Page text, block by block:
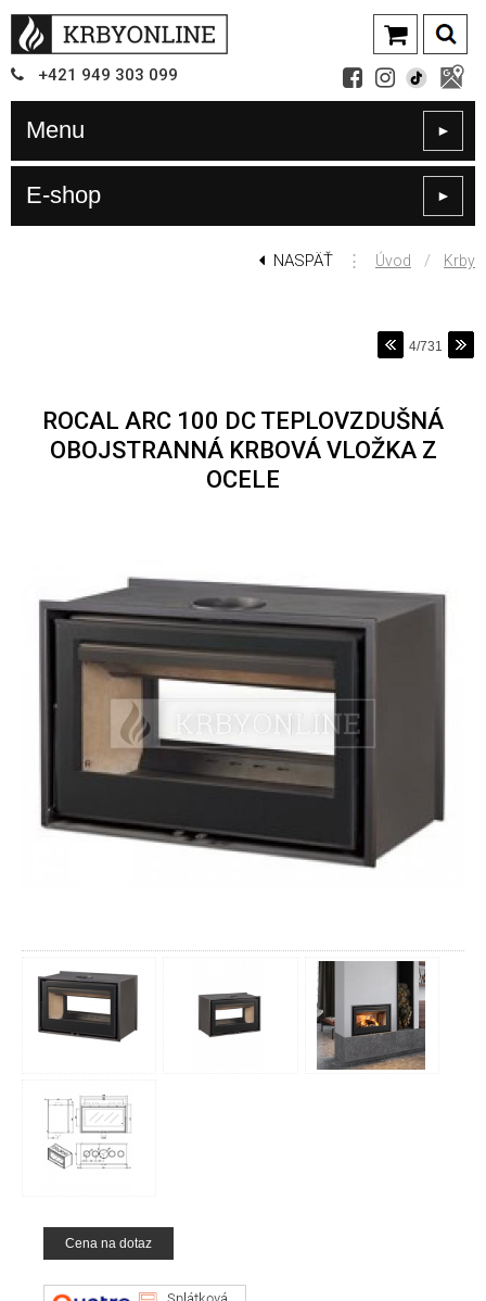
+421 949 303 099
Menu ►
E-shop ►
NASPÄŤ ⋮ Úvod / Krby
4/731
ROCAL ARC 100 DC TEPLOVZDUŠNÁ
OBOJSTRANNÁ KRBOVÁ VLOŽKA Z
OCELE
Cena na dotaz